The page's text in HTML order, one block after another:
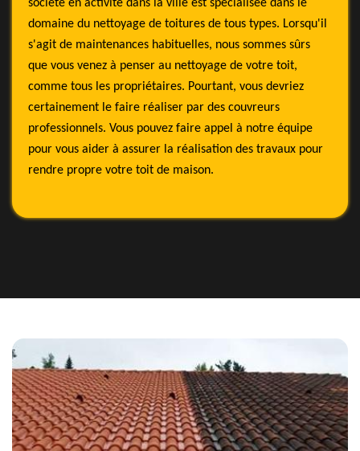
société en activité dans la ville est spécialisée dans le
domaine du nettoyage de toitures de tous types. Lorsqu'il
s'agit de maintenances habituelles, nous sommes sûrs
que vous venez à penser au nettoyage de votre toit,
comme tous les propriétaires. Pourtant, vous devriez
certainement le faire réaliser par des couvreurs
professionnels. Vous pouvez faire appel à notre équipe
pour vous aider à assurer la réalisation des travaux pour
rendre propre votre toit de maison.